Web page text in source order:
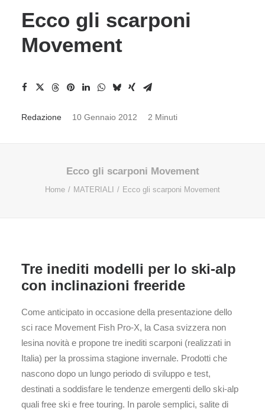
Ecco gli scarponi
Movement
Redazione 10 Gennaio 2012 2 Minuti
Ecco gli scarponi Movement
Home MATERIALI Ecco gli scarponi Movement
Tre inediti modelli per lo ski-alp
con inclinazioni freeride
Come anticipato in occasione della presentazione dello
sci race Movement Fish Pro-X, la Casa svizzera non
lesina novità e propone tre inediti scarponi (realizzati in
Italia) per la prossima stagione invernale. Prodotti che
nascono dopo un lungo periodo di sviluppo e test,
destinati a soddisfare le tendenze emergenti dello ski-alp
quali free ski e free touring. In parole semplici, salite di